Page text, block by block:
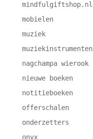
mindfulgiftshop.nl
mobielen
muziek
muziekinstrumenten
nagchampa wierook
nieuwe boeken
notitieboeken
offerschalen
onderzetters
onyx